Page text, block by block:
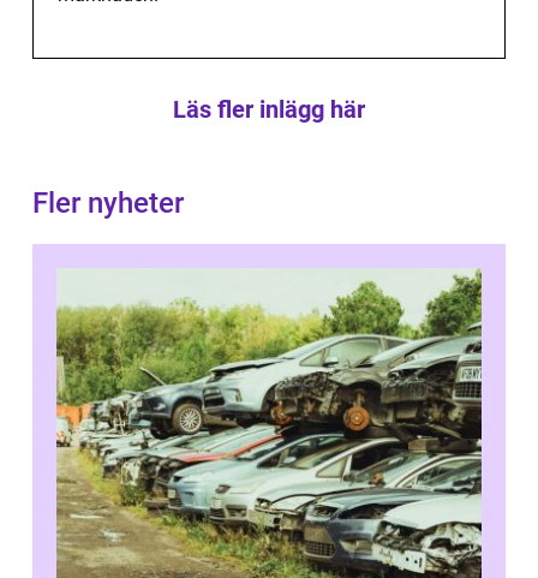
Läs fler inlägg här
Fler nyheter